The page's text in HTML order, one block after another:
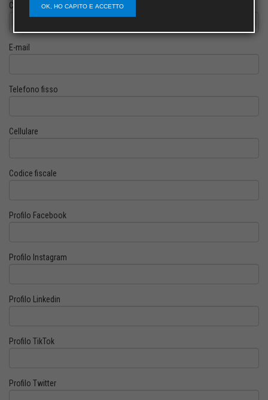
Cognome
E-mail
Telefono fisso
Cellulare
Codice fiscale
Profilo Facebook
Profilo Instagram
Profilo Linkedin
Profilo TikTok
Profilo Twitter
OK, HO CAPITO E ACCETTO